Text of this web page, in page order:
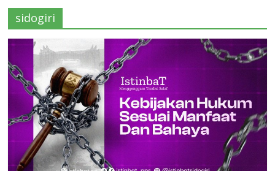
Tradisi
Salaf
sidogiri